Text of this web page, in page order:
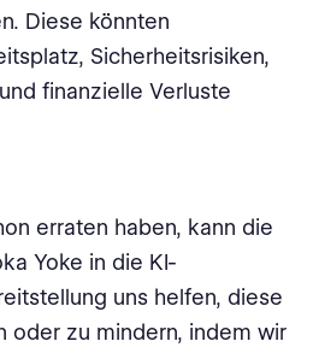
Diese könnten
Sicherheitsrisiken,
finanzielle Verluste
erraten haben, kann die
Yoke in die KI-
uns helfen, diese
oder zu mindern, indem wir